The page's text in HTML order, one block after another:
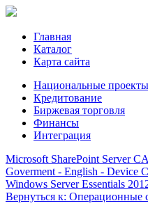
Главная
Каталог
Карта сайта
Национальные проекты
Кредитование
Биржевая торговля
Финансы
Интеграция
Microsoft SharePoint Server
Goverment - English - Device
Windows Server Essentials
Вернуться к: Операционные